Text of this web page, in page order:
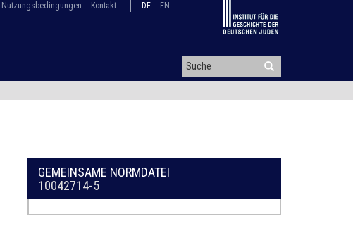
Nutzungsbedingungen Kontakt DE EN
GEMEINSAME NORMDATEI
10042714-5